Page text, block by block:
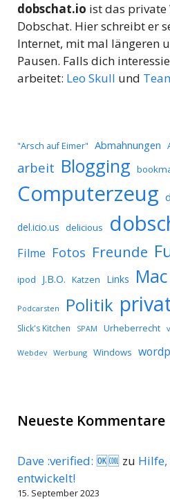
dobschat.io ist das private
Dobschat. Hier schreibt er
Internet, mit mal längeren
Pausen. Falls dich
arbeitet: Leo Skull und
"Arsch auf Eimer" Abmahnungen
arbeit Blogging
Computerzeug
del.icio.us delicious
Filme Fotos Freunde
ipod J.B.O. Katzen Links Mac
Podcarsten Politik
Slick's Kitchen SPAM Urheberrecht
Webdev Werbung Windows
Neueste Kommentare
Dave :verified: 🆗🆒 zu
entwickelt!
15. September 2023